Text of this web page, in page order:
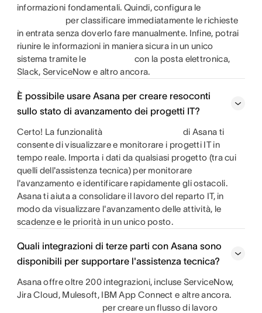
informazioni fondamentali. Quindi, configura le
per classificare immediatamente le richieste
in entrata senza doverlo fare manualmente. Infine, potrai
riunire le informazioni in maniera sicura in un unico
sistema tramite le
con la posta elettronica,
Slack, ServiceNow e altro ancora.
È possibile usare Asana per creare resoconti
sullo stato di avanzamento dei progetti IT?
Certo! La funzionalità
di Asana ti
consente di visualizzare e monitorare i progetti IT in
tempo reale. Importa i dati da qualsiasi progetto (tra cui
quelli dell'assistenza tecnica) per monitorare
l'avanzamento e identificare rapidamente gli ostacoli.
Asana ti aiuta a consolidare il lavoro del reparto IT, in
modo da visualizzare l'avanzamento delle attività, le
scadenze e le priorità in un unico posto.
Quali integrazioni di terze parti con Asana sono
disponibili per supportare l'assistenza tecnica?
Asana offre oltre 200 integrazioni, incluse ServiceNow,
Jira Cloud, Mulesoft, IBM App Connect e altre ancora.
per creare un flusso di lavoro